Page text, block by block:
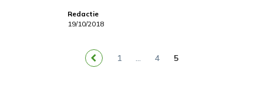
Redactie
19/10/2018
1 … 4 5